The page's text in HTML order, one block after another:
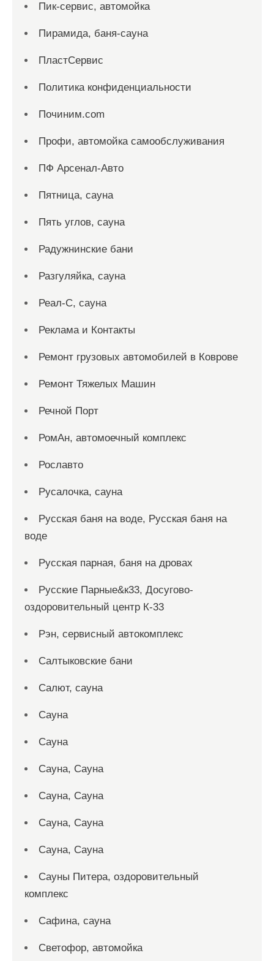
Пик-сервис, автомойка
Пирамида, баня-сауна
ПластСервис
Политика конфиденциальности
Починим.com
Профи, автомойка самообслуживания
ПФ Арсенал-Авто
Пятница, сауна
Пять углов, сауна
Радужнинские бани
Разгуляйка, сауна
Реал-С, сауна
Реклама и Контакты
Ремонт грузовых автомобилей в Коврове
Ремонт Тяжелых Машин
Речной Порт
РомАн, автомоечный комплекс
Рославто
Русалочка, сауна
Русская баня на воде, Русская баня на
воде
Русская парная, баня на дровах
Русские Парные&к33, Досугово-
оздоровительный центр К-33
Рэн, сервисный автокомплекс
Салтыковские бани
Салют, сауна
Сауна
Сауна
Сауна, Сауна
Сауна, Сауна
Сауна, Сауна
Сауна, Сауна
Сауны Питера, оздоровительный
комплекс
Сафина, сауна
Светофор, автомойка